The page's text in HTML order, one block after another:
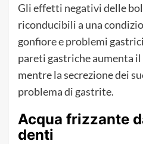
Gli effetti negativi delle
riconducibili a una
gonfiore e problemi
pareti gastriche aumenta
mentre la secrezione dei
problema di gastrite.
Acqua frizzante
denti